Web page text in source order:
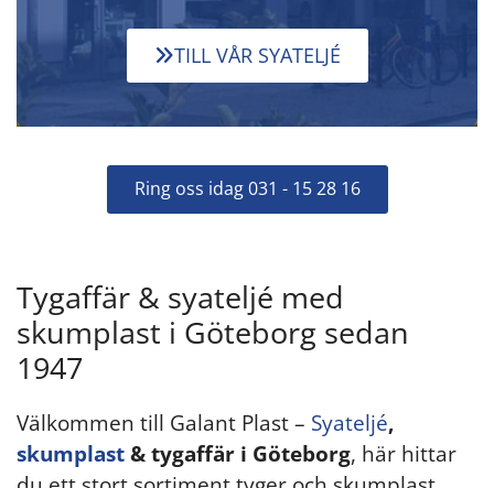
TILL VÅR SYATELJÉ
Ring oss idag 031 - 15 28 16
Tygaffär & syateljé med
skumplast i Göteborg sedan
1947
Välkommen till Galant Plast – Syateljé,
skumplast& tygaffär i Göteborg, här hittar